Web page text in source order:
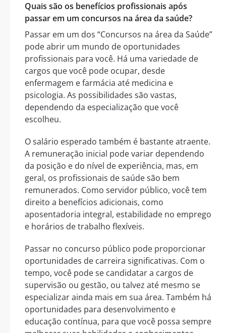
Quais são os benefícios profissionais após
passar em um concursos na área da saúde?
Passar em um dos “Concursos na área da Saúde”
pode abrir um mundo de oportunidades
profissionais para você. Há uma variedade de
cargos que você pode ocupar, desde
enfermagem e farmácia até medicina e
psicologia. As possibilidades são vastas,
dependendo da especialização que você
escolheu.
O salário esperado também é bastante atraente.
A remuneração inicial pode variar dependendo
da posição e do nível de experiência, mas, em
geral, os profissionais de saúde são bem
remunerados. Como servidor público, você tem
direito a benefícios adicionais, como
aposentadoria integral, estabilidade no emprego
e horários de trabalho flexíveis.
Passar no concurso público pode proporcionar
oportunidades de carreira significativas. Com o
tempo, você pode se candidatar a cargos de
supervisão ou gestão, ou talvez até mesmo se
especializar ainda mais em sua área. Também há
oportunidades para desenvolvimento e
educação contínua, para que você possa sempre